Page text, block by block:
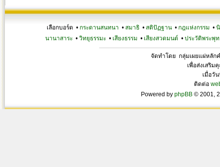
เลือกบอร์ด • กระดานสนทนา • สมาธิ • สติปัฏฐาน • กฎแห่งกรรม •
นานาสาระ• วิทยุธรรมะ• เสียงธรรม • เสียงสวดมนต์ • ประวัติพระพุท
จัดทำโดย กลุ่มเผยแผ่หลัก
เพื่อส่งเสริม
เมื่อวั
ติดต่อ
Powered by phpBB © 2001,